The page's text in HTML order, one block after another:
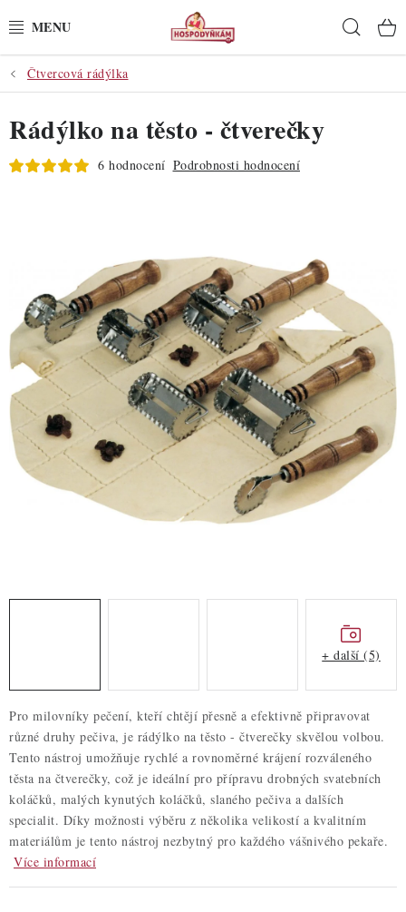
na
POTŘEBY
POMŮCKY
SUROVINY
PRO OSLAVY
DO KUCHYNĚ
POCHUTINY
ZDRAVÉ PEČENÍ
DÁRKOVÉ POUKAZY
TÉMATICKÉ PRODUKTY
NOVÉ ZBOŽÍ
Nepřevzetí zásilky na dobírku
Obchodní podmínky
Hodnocení obchodu
Blog
Moje objednávka
Podmínky ochrany osobních údajů
Čtvercová rádýlka
Pro milovníky pečení, kteří chtějí přesně a efektivně připravovat
různé druhy pečiva, je rádýlko na těsto - čtverečky skvělou volbou.
Tento nástroj umožňuje rychlé a rovnoměrné krájení rozváleného
těsta na čtverečky, což je ideální pro přípravu drobných svatebních
koláčků, malých kynutých koláčků, slaného pečiva a dalších
specialit. Díky možnosti výběru z několika velikostí a kvalitním
materiálům je tento nástroj nezbytný pro každého vášnivého pekaře.
Více informací
Rádýlko na těsto - čtverečky
6 hodnocení Podrobnosti hodnocení
+ další (5)